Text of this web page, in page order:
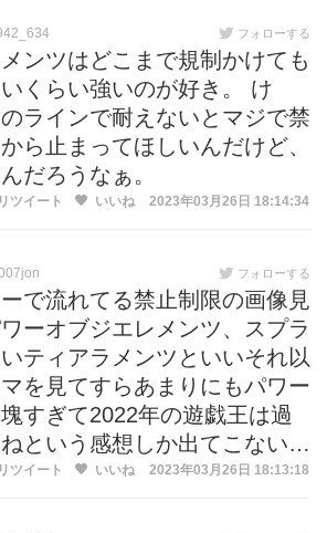
フォローする
ンツはどこまで規制かけても
くらい強いのが好き。 け
ラインで耐えないとマジで禁
ら止まってほしいんだけど、
だろうなぁ。
リツイート いいね 2023年03月26日 18:14:34
フォローする
で流れてる禁止制限の画像見
ーオブジエレメンツ、スプラ
ティアラメンツといいそれ以
を見てすらあまりにもパワー
すぎて2022年の遊戯王は過
という感想しか出てこない…
リツイート いいね 2023年03月26日 18:13:18